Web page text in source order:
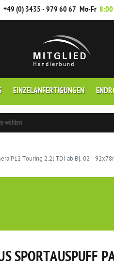
+49 (0) 3435 - 979 60 67 Mo-Fr 8:00
EINZELANFERTIGUNGEN
wählen
P12 Touring 2.2l TDI ab Bj. 02 -
SPORTAUSPUFF